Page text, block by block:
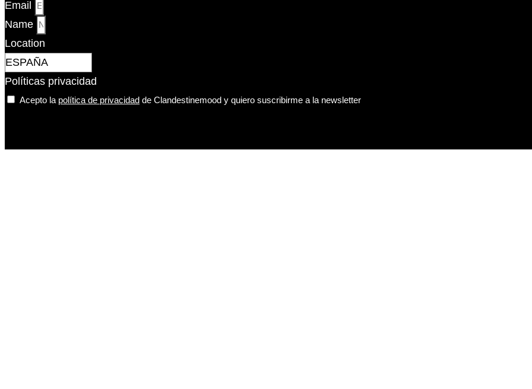
Email
Name
Location
Políticas privacidad
Acepto la política de privacidad de Clandestinemood y quiero suscribirme a la newsletter